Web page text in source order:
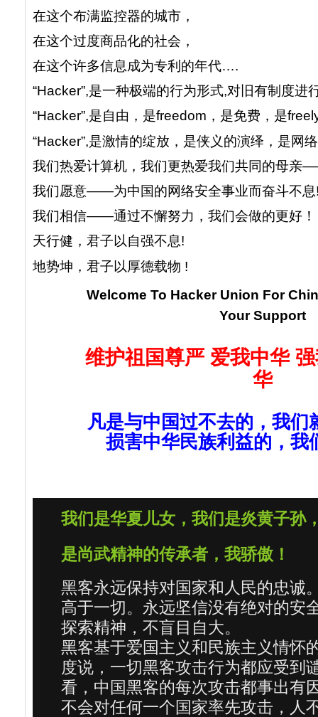
在这个布满监控器的城市，
在这个过度商品化的社会，
在这个许多信息成为专利的年代….
“Hacker”,是一种极端的行为形式,对旧有制度进
“Hacker”,是自由，是freedom，是免费，是
“Hacker”,是激情的绽放，是侠义的演绎，是网
我们热爱计算机，我们更热爱我们共同的母亲
我们愿意——为中国的网络安全事业而奋斗不
我们相信——通过不懈努力，我们会做的更好！
天行健，君子以自强不息!
地势坤，君子以厚德载物 !
Welcome To Hacker Union For
Your Support
维护祖国尊严 爱我中华
华
凡是与中国过不去的，我们
损害中华民族利益的，
我们是华夏儿女，我们是炎黄子孙
是尚武精神的传承者，我骄傲！
黑客永远保持对国家和人民的忠诚
高于一切。永远坚信没有绝对的安
探索精神，不盲目自大。
黑客基于爱国主义和民族主义情怀
度说，一切黑客攻击行为都应受到
看，中国黑客的每次攻击都事出有
不会对任何一个国家率先攻击，人